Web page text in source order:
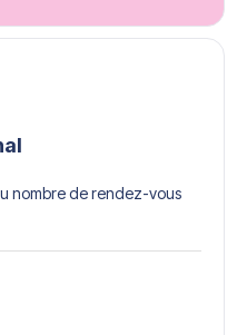
nombre de rendez-vous